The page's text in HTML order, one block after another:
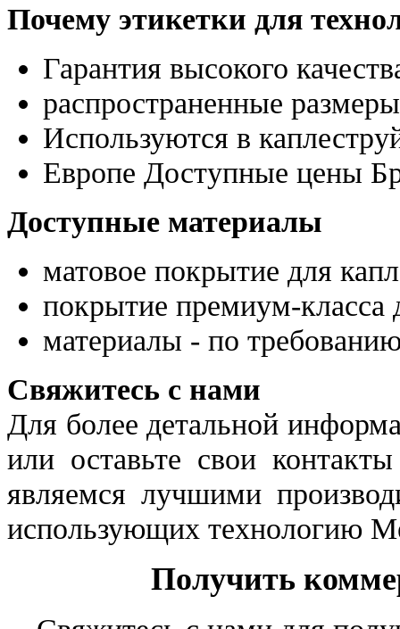
Почему этикетки для
Гарантия высокого
распространенные
Используются в
Европе Доступные цены
Доступные материалы
матовое покрытие для
покрытие премиум-класса
материалы - по
Свяжитесь с нами
Для более детальной
или оставьте свои
являемся лучшими
использующих технологию
Получить